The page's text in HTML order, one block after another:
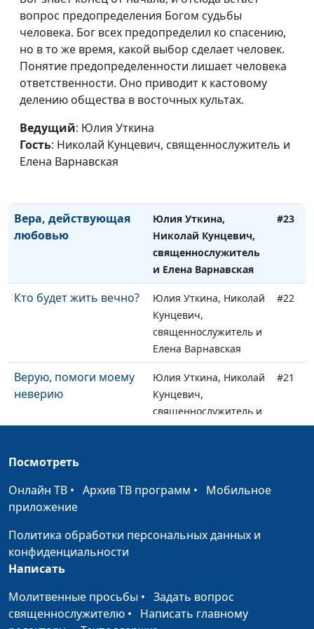
вопрос предопределения Богом судьбы
человека. Бог всех предопределил ко спасению,
но в то же время, какой выбор сделает человек.
Понятие предопределенности лишает человека
ответственности. Оно приводит к кастовому
делению общества в восточных культах.
Ведущий: Юлия Уткина
Гость: Николай Кунцевич, священнослужитель и
Елена Варнавская
часть)
священнослужитель и
Елена Варнавская
Что просить в
молитве? (первая
Юлия Уткина, Николай
священнослужитель и
Елена Варнавская
Где брать силы, чтобы
преодолеть
трудности? Молитва
Юлия Уткина, Николай
#24
Вера, действующая
любовью
Юлия Уткина,
Николай Кунцевич,
священнослужитель
и Елена Варнавская
#23
Кто будет жить вечно?
Юлия Уткина, Николай
Кунцевич,
священнослужитель и
Елена Варнавская
#22
Верую, помоги моему
неверию
Юлия Уткина, Николай
Кунцевич,
священнослужитель и
Елена Варнавская
#21
Цена следования за
Христом
священнослужитель и
Жизнь и смерть души
Юлия Уткина, Николай
Апостолы Христа.
Юлия Уткина, Николай
Посмотреть
Онлайн ТВ • Архив ТВ программ • Мобильное
приложение
Политика обработки персональных данных и
конфиденциальности
Написать
Молитвенные просьбы • Задать вопрос
священнослужителю • Написать главному